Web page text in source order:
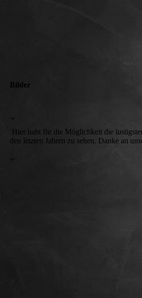
Bilder
Hier habt Ihr die Möglichkeit die
den letzten Jahren zu sehen. Danke an